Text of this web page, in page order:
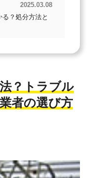
2025.03.08
？処分方法と
？トラブル
者の選び方